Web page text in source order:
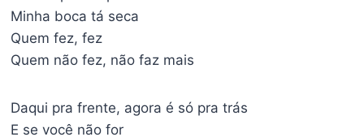
Minha boca tá seca
Quem fez, fez
Quem não fez, não faz mais
Daqui pra frente, agora é só pra trás
E se você não for